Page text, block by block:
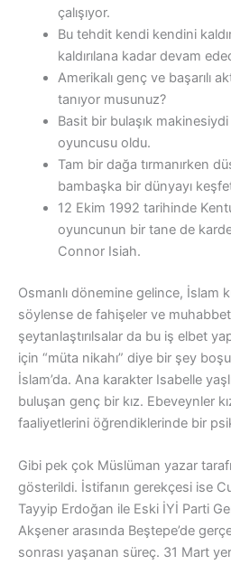
çalışıyor.
Bu tehdit kendi kendini
kaldırılana kadar devam
Amerikalı genç ve başarılı
tanıyor musunuz?
Basit bir bulaşık
oyuncusu oldu.
Tam bir dağa tırmanırken
bambaşka bir dünyayı
12 Ekim 1992 tarihinde
oyuncunun bir tane de
Connor Isiah.
Osmanlı dönemine gelince, İslam
söylense de fahişeler ve muhabbet
şeytanlaştırılsalar da bu iş elbet
için “müta nikahı” diye bir şey
İslam’da. Ana karakter Isabelle
buluşan genç bir kız. Ebeveynler
faaliyetlerini öğrendiklerinde bir
Gibi pek çok Müslüman yazar
gösterildi. İstifanın gerekçesi ise
Tayyip Erdoğan ile Eski İYİ Parti
Akşener arasında Beştepe’de
sonrası yaşanan süreç. 31 Mart